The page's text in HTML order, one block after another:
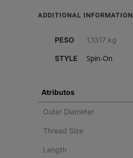
SPIN-
ADDITIONAL INFORMATION
PESO 1,1317 kg
STYLE Spin-On
Atributos
Outer Diameter
Thread Size
Length